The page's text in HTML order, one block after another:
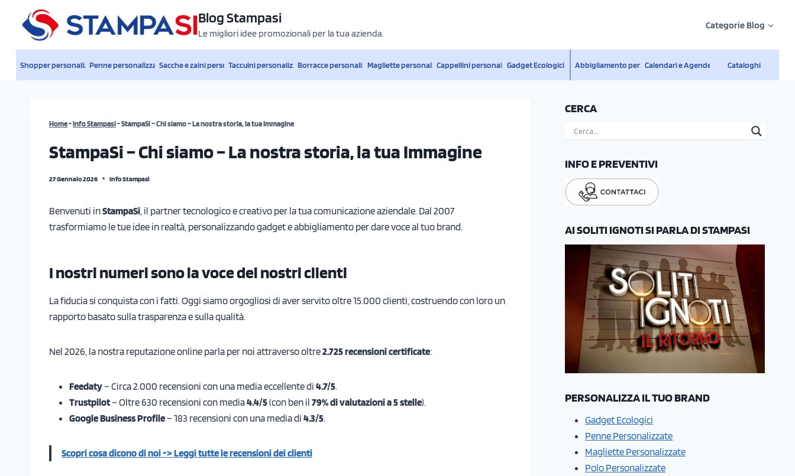
contenuto
Blog Stampasi
Le migliori idee promozionali per la tua azienda.
Categorie Blog
Shopper personalizzatePenne personalizzateSacche e zaini personalizzatiTaccuini personalizzatiBorracce personalizzateMagliette personalizzateCappellini personalizzatiGadget Ecologici Abbigliamento personalizzato
Calendari e Agende Cataloghi
Home-Info Stampasi-StampaSi – Chi siamo – La nostra storia, la tua Immagine
StampaSi – Chi siamo – La nostra storia, la tua Immagine
27 Gennaio 2026 Info Stampasi
Benvenuti inStampaSi , il partner tecnologico e creativo per la tua comunicazione aziendale. Dal 2007
trasformiamo le tue idee in realtà, personalizzando gadget e abbigliamento per dare voce al tuo brand.
I nostri numeri sono la voce dei nostri clienti
La fiducia si conquista con i fatti. Oggi siamo orgogliosi di aver servito oltre 15.000 clienti, costruendo con loro un
rapporto basato sulla trasparenza e sulla qualità.
Nel 2026, la nostra reputazione online parla per noi attraverso oltre2.725 recensioni certificate:
Feedaty – Circa 2.000 recensioni con una media eccellente di 4.7/5.
Trustpilot– Oltre 630 recensioni con media4.4/5(con ben il 79% di valutazioni a 5 stelle).
Google Business Profile – 183 recensioni con una media di 4.3/5.
Scopri cosa dicono di noi -> Leggi tutte le recensioni dei clienti
CERCA
INFO E PREVENTIVI
AI SOLITI IGNOTI SI PARLA DI STAMPASI
PERSONALIZZA IL TUO BRAND
Gadget Ecologici
Penne Personalizzate
Magliette Personalizzate
Polo Personalizzate